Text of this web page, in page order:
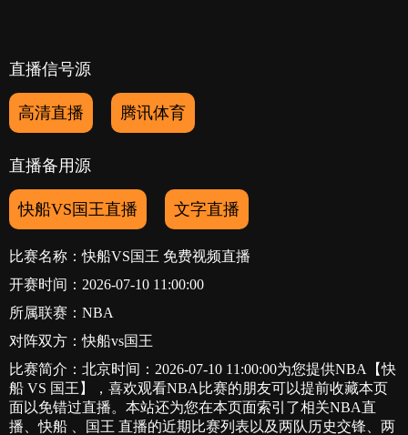
直播信号源
高清直播 腾讯体育
直播备用源
快船VS国王直播 文字直播
比赛名称：快船VS国王 免费视频直播
开赛时间：2026-07-10 11:00:00
所属联赛： NBA
对阵双方：快船vs国王
比赛简介：北京时间：2026-07-10 11:00:00为您提供NBA【快
船 VS 国王】，喜欢观看NBA比赛的朋友可以提前收藏本页
面以免错过直播。本站还为您在本页面索引了相关NBA直
播、快船 、国王 直播的近期比赛列表以及两队历史交锋、两